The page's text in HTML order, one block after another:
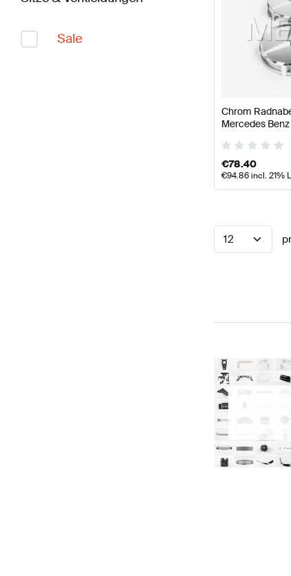
Sale
Chrom
Mercedes
€78.40
€94.86incl. 21%
12